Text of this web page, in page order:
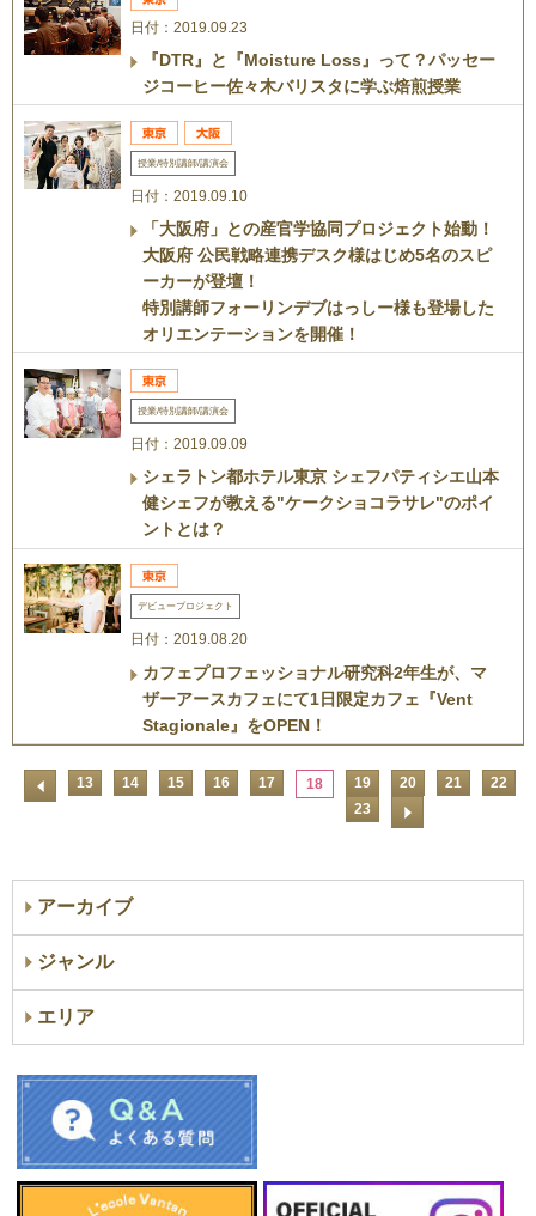
日付：2019.09.23
『DTR』と『Moisture Loss』って？パッセー
ジコーヒー佐々木バリスタに学ぶ焙煎授業
授業/特別講師/講演会
日付：2019.09.10
「大阪府」との産官学協同プロジェクト始動！
大阪府 公民戦略連携デスク様はじめ5名のスピ
ーカーが登壇！
特別講師フォーリンデブはっしー様も登場した
オリエンテーションを開催！
授業/特別講師/講演会
日付：2019.09.09
シェラトン都ホテル東京 シェフパティシエ山本
健シェフが教える"ケークショコラサレ"のポイ
ントとは？
デビュープロジェクト
日付：2019.08.20
カフェプロフェッショナル研究科2年生が、マ
ザーアースカフェにて1日限定カフェ『Vent
Stagionale』をOPEN！
13 14 15 16 17 18 19 20 21
22
23
アーカイブ
ジャンル
エリア